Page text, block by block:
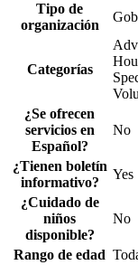
Tipo de
organización
Categorías
¿Se ofrecen
servicios en
Español?
No
¿Tienen boletín
informativo?
Yes
¿Cuidado de
niños
disponible?
No
Rango de edad